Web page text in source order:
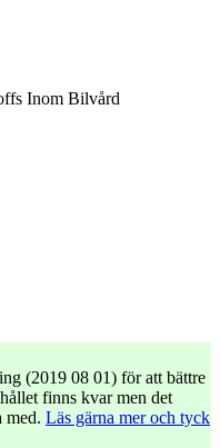
Inom Bilvård
(2019 08 01) för att bättre
finns kvar men det
med. Läs gärna mer och tyck